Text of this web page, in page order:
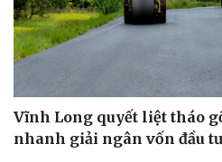
Vĩnh Long quyết liệt tháo
nhanh giải ngân vốn đầu